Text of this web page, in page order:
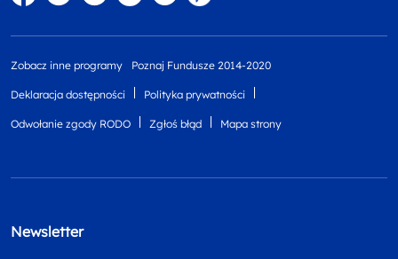
Zobacz inne programy Poznaj Fundusze 2014-2020
Deklaracja dostępności Polityka prywatności
Odwołanie zgody RODO Zgłoś błąd Mapa strony
Newsletter